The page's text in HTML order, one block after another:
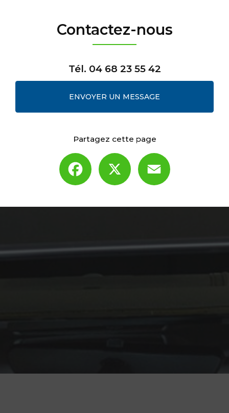
Contactez-nous
Tél. 04 68 23 55 42
ENVOYER UN MESSAGE
Partagez cette page
Facebook